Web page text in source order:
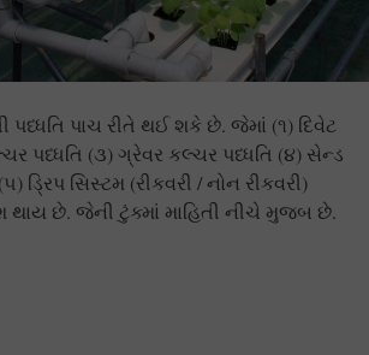
પધ્ધતિ પાચ રીતે થઈ શકે છે. જેમાં (૧) દિવેટ
પધ્ધતિ (૩) ગ્રેવર કલ્ચર પધ્ધતિ (૪) સેન્ડ
ડ્રિપ સિસ્ટમ (રીકવરી / નોન રીકવરી)
થાય છે. જેની ટુંક્માં માહિતી નીચે મુજબ છે.